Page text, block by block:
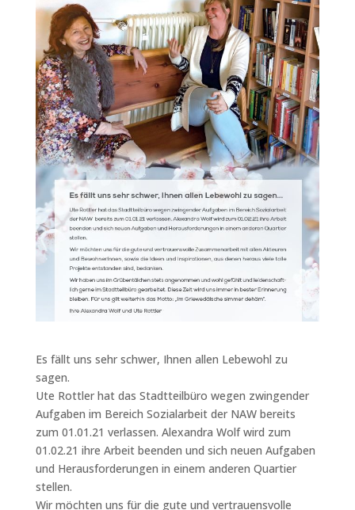
Es fällt uns sehr schwer, Ihnen allen Lebewohl zu
sagen.
Ute Rottler hat das Stadtteilbüro wegen zwingender
Aufgaben im Bereich Sozialarbeit der NAW bereits
zum 01.01.21 verlassen. Alexandra Wolf wird zum
01.02.21 ihre Arbeit beenden und sich neuen Aufgaben
und Herausforderungen in einem anderen Quartier
stellen.
Wir möchten uns für die gute und vertrauensvolle